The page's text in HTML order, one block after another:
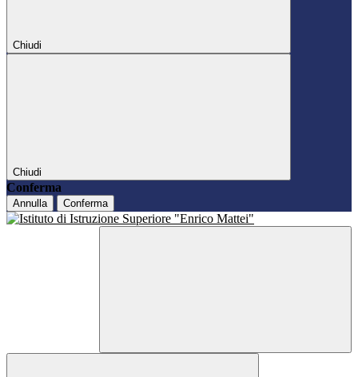
Chiudi
Chiudi
Conferma
Annulla Conferma